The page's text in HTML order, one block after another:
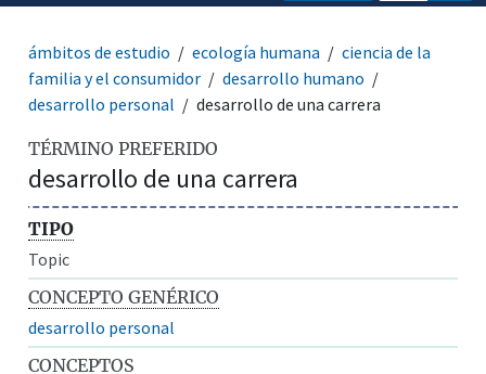
ámbitos de estudio ecología humana
ciencia de la
familia y el consumidor
desarrollo humano
desarrollo personal
desarrollo de una carrera
TÉRMINO PREFERIDO
desarrollo de una carrera
TIPO
Topic
CONCEPTO GENÉRICO
desarrollo personal
CONCEPTOS